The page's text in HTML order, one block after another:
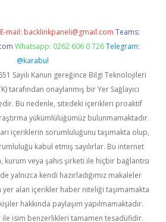
E-mail: backlinkpaneli@gmail.com Teams:
Whatsapp: 0262 606 0 726 Telegram:
@karabul
Sayılı Kanun gereğince Bilgi Teknolojileri
tarafından onaylanmış bir Yer Sağlayıcı
Bu nedenle, sitedeki içerikleri proaktif
yükümlülüğümüz bulunmamaktadır.
içeriklerin sorumluluğunu taşımakta olup,
kabul etmiş sayılırlar. Bu internet
veya şahıs şirketi ile hiçbir bağlantısı
yalnızca kendi hazırladığımız makaleler
yer alan içerikler haber niteliği taşımamakta
hakkında paylaşım yapılmamaktadır.
ile isim benzerlikleri tamamen tesadüfidir.